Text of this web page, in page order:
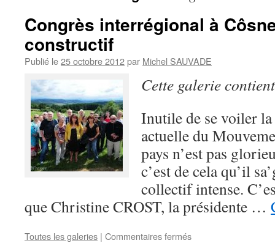
Congrès interrégional à
constructif
Publié le25 octobre 2012par Michel SAUVADE
Cette galerie
Inutile de se voiler
actuelle du
pays n’est pas
c’est de cela qu’il
collectif intense.
que Christine CROST, la présidente …
Toutes les galeries | Commentaires fermés